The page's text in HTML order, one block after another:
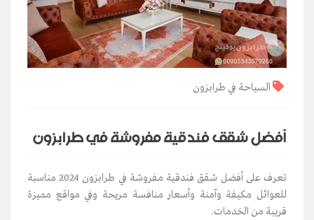
السياحة في طرابزون
أفضل شقق فندقية مفروشة في طرابزون
تعرف على أفضل شقق فندقية مفروشة في طرابزون 2024 مناسبة
للعوائل مكيفة وآمنة وأسعار منافسة مريحة وفي مواقع مميزة
قريبة من الخدمات.